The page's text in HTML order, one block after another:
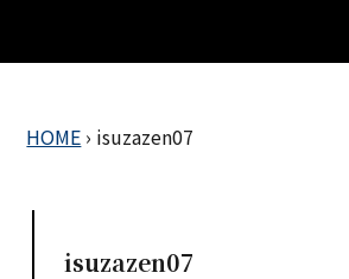
HOME › isuzazen07
isuzazen07